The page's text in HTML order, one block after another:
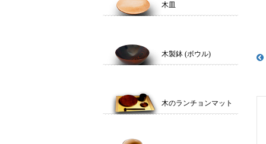
木皿
木製鉢 (ボウル)
木のランチョンマット